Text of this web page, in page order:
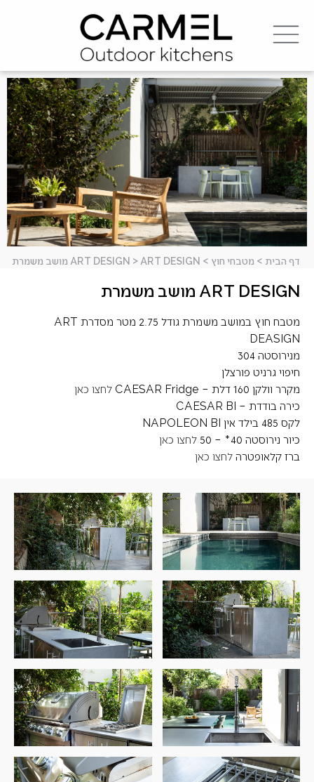
דף הבית > מטבחי חוץ >
ART DESIGN > ART DESIGN מושב משמרת
ART DESIGN מושב משמרת
מטבח חוץ במושב משמרת גודל 2.75 מטר מסדרת ART
DEASIGN
מנירוסטה 304
חיפוי גרניט פורצלן
מקרר וולקן 160 דלת – CAESAR Fridge
לחצו כאן
כירה בודדת – CAESAR BI
לקס 485 בילד אין NAPOLEON BI
כיור נירוסטה 40* – 50
לחצו כאן
ברז קלאופטרה לחצו כאן